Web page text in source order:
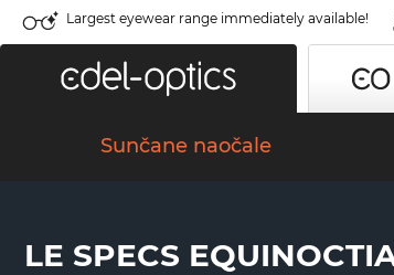
Largest eyewear range immediately available!
Sunčane naočale
LE SPECS